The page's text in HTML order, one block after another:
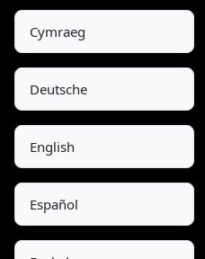
Cymraeg
Deutsche
English
Español